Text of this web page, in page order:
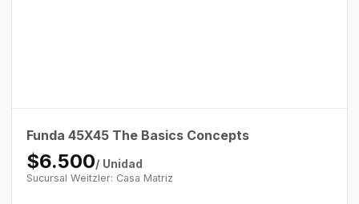
Funda 45X45 The Basics Concepts
$6.500/ Unidad
Sucursal Weitzler: Casa Matriz